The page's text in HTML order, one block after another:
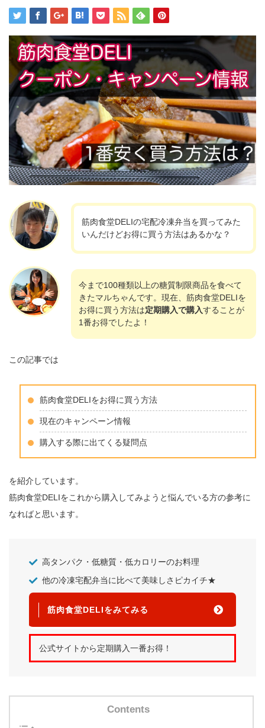
筋肉食堂DELIの宅配冷凍弁当を買ってみた
いんだけどお得に買う方法はあるかな？
今まで100種類以上の糖質制限商品を食べて
きたマルちゃんです。現在、筋肉食堂DELIを
お得に買う方法は定期購入で購入することが
1番お得でしたよ！
この記事では
筋肉食堂DELIをお得に買う方法
現在のキャンペーン情報
購入する際に出てくる疑問点
を紹介しています。
筋肉食堂DELIをこれから購入してみようと悩んでいる方の参考に
なればと思います。
高タンパク・低糖質・低カロリーのお料理
他の冷凍宅配弁当に比べて美味しさピカイチ★
筋肉食堂DELIをみてみる
公式サイトから定期購入一番お得！
Contents